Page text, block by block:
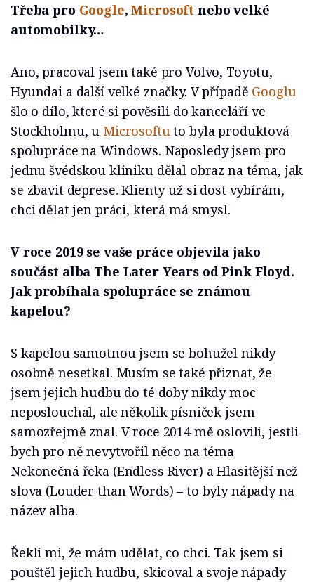
Třeba pro Google,Microsoft nebo velké
automobilky…
Ano, pracoval jsem také pro Volvo, Toyotu,
Hyundai a další velké značky. V případě Googlu
šlo o dílo, které si pověsili do kanceláří ve
Stockholmu, u Microsoftuto byla produktová
spolupráce na Windows. Naposledy jsem pro
jednu švédskou kliniku dělal obraz na téma, jak
se zbavit deprese. Klienty už si dost vybírám,
chci dělat jen práci, která má smysl.
V roce 2019 se vaše práce objevila jako
součást alba The Later Years od Pink Floyd.
Jak probíhala spolupráce se známou
kapelou?
S kapelou samotnou jsem se bohužel nikdy
osobně nesetkal. Musím se také přiznat, že
jsem jejich hudbu do té doby nikdy moc
neposlouchal, ale několik písniček jsem
samozřejmě znal. V roce 2014 mě oslovili, jestli
bych pro ně nevytvořil něco na téma
Nekonečná řeka (Endless River) a Hlasitější než
slova (Louder than Words) – to byly nápady na
název alba.
Řekli mi, že mám udělat, co chci. Tak jsem si
pouštěl jejich hudbu, skicoval a svoje nápady